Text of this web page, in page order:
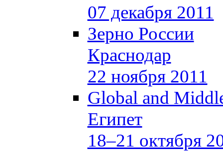
07 декабря 2011
Зерно России
Краснодар
22 ноября 2011
Global and
Египет
18–21 октября